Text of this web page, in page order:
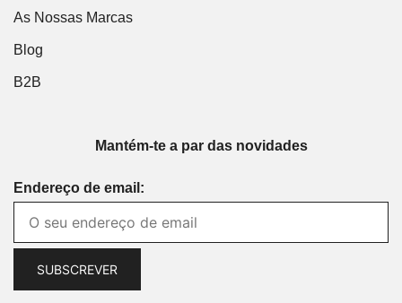
As Nossas Marcas
Blog
B2B
Mantém-te a par das novidades
Endereço de email: